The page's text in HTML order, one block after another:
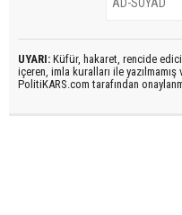
UYARI: Küfür, hakaret, rencide
içeren, imla kuralları ile
PolitiKARS.com tarafından